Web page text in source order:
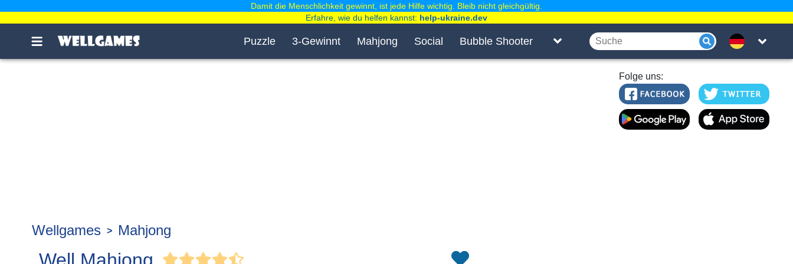
Puzzle 3-Gewinnt Mahjong Social Bubble Shooter
Folge uns:
Wellgames Mahjong
Damit die Menschlichkeit gewinnt, ist jede Hilfe wichtig. Bleib nicht gleichgültig.
Erfahre, wie du helfen kannst: help-ukraine.dev